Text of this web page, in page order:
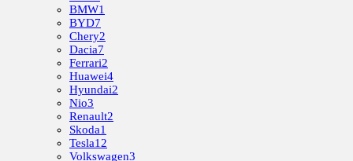
BMW1
BYD7
Chery2
Dacia7
Ferrari2
Huawei4
Hyundai2
Nio3
Renault2
Skoda1
Tesla12
Volkswagen3